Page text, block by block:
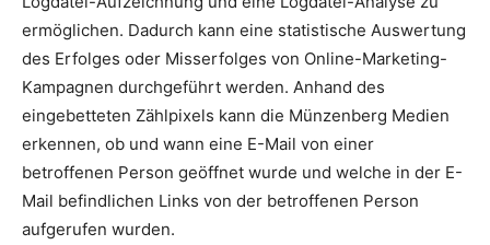
ermöglichen. Dadurch kann eine statistische Auswertung
des Erfolges oder Misserfolges von Online-Marketing-
Kampagnen durchgeführt werden. Anhand des
eingebetteten Zählpixels kann die Münzenberg Medien
erkennen, ob und wann eine E-Mail von einer
betroffenen Person geöffnet wurde und welche in der E-
Mail befindlichen Links von der betroffenen Person
aufgerufen wurden.